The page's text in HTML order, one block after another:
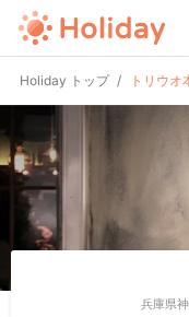
Holiday トップ トリウオ
兵庫県